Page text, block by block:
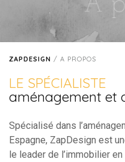
ZAPDESIGN / A PROPOS
LE SPÉCIALISTE
aménagement et
Spécialisé dans
Espagne, ZapDesign est
le leader de l’immobilier